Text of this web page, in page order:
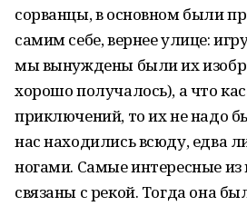
сорванцы, в основном были
самим себе, вернее улице:
мы вынуждены были их
хорошо получалось), а что
приключений, то их не надо
нас находились всюду, едва
ногами. Самые интересные
связаны с рекой. Тогда она